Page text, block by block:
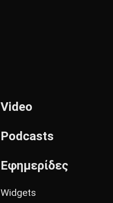
Video
Podcasts
Εφημερίδες
Widgets